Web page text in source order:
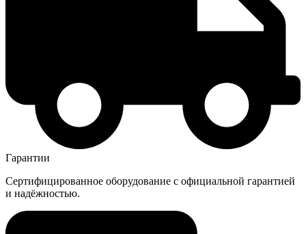
Гарантии
Сертифицированное оборудование с официальной гарантией
и надёжностью.